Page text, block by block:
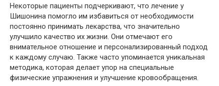
Некоторые пациенты подчеркивают, что лечение у
Шишонина помогло им избавиться от необходимости
постоянно принимать лекарства, что значительно
улучшило качество их жизни. Они отмечают его
внимательное отношение и персонализированный подход
к каждому случаю​. Также часто упоминается уникальная
методика, которая делает упор на специальные
физические упражнения и улучшение кровообращения​.